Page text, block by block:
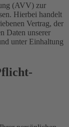
(AVV) zur
Hierbei handelt
Vertrag, der
Daten unserer
unter Einhaltung